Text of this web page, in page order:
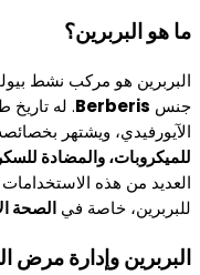
ما هو البربرين؟
البربرين هو مركب نشط
جنس Berberis. له
الآيورفيدي، ويشتهر
للميكروبات، والمضادة
العديد من هذه
للبربرين، خاصة في الصحة
البربرين وإدارة مرض